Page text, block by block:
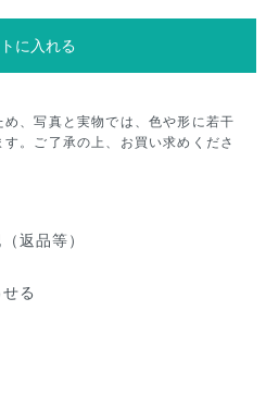
に入れる
、写真と実物では、色や形に若干
。ご了承の上、お買い求めくださ
返品等）
る